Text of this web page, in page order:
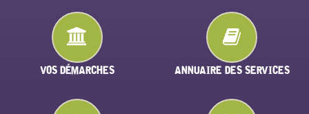
VOS DÉMARCHES ANNUAIRE DES SERVICES